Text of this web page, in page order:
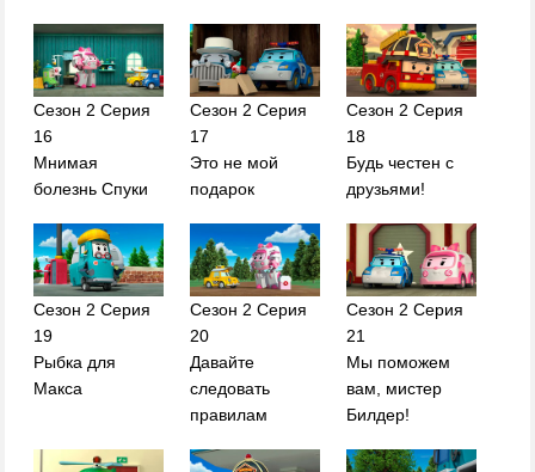
Сезон 2 Серия
16
Мнимая
болезнь Спуки
Сезон 2 Серия
17
Это не мой
подарок
Сезон 2 Серия
18
Будь честен с
друзьями!
Сезон 2 Серия
19
Рыбка для
Макса
Сезон 2 Серия
20
Давайте
следовать
правилам
Сезон 2 Серия
21
Мы поможем
вам, мистер
Билдер!